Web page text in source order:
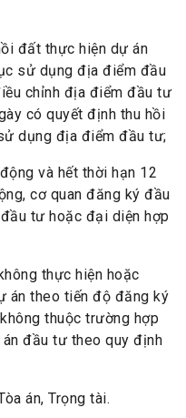
đất thực hiện dự án
sử dụng địa điểm đầu
chỉnh địa điểm đầu tư
có quyết định thu hồi
dụng địa điểm đầu tư;
và hết thời hạn 12
cơ quan đăng ký đầu
tư hoặc đại diện hợp
thực hiện hoặc
án theo tiến độ đăng ký
thuộc trường hợp
đầu tư theo quy định
án, Trọng tài.